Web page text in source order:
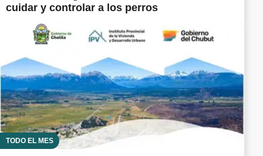
cuidar y controlar a los perros
TODO EL MES